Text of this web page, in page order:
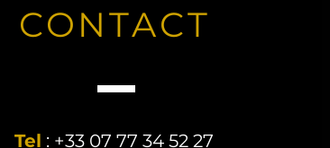
CONTACT
Tel : +33 07 77 34 52 27